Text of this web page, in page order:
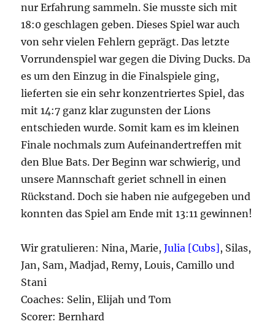
nur Erfahrung sammeln. Sie musste sich mit
18:0 geschlagen geben. Dieses Spiel war auch
von sehr vielen Fehlern geprägt. Das letzte
Vorrundenspiel war gegen die Diving Ducks. Da
es um den Einzug in die Finalspiele ging,
lieferten sie ein sehr konzentriertes Spiel, das
mit 14:7 ganz klar zugunsten der Lions
entschieden wurde. Somit kam es im kleinen
Finale nochmals zum Aufeinandertreffen mit
den Blue Bats. Der Beginn war schwierig, und
unsere Mannschaft geriet schnell in einen
Rückstand. Doch sie haben nie aufgegeben und
konnten das Spiel am Ende mit 13:11 gewinnen!
Wir gratulieren: Nina, Marie,Julia [Cubs], Silas,
Jan, Sam, Madjad, Remy, Louis, Camillo und
Stani
Coaches: Selin, Elijah und Tom
Scorer: Bernhard